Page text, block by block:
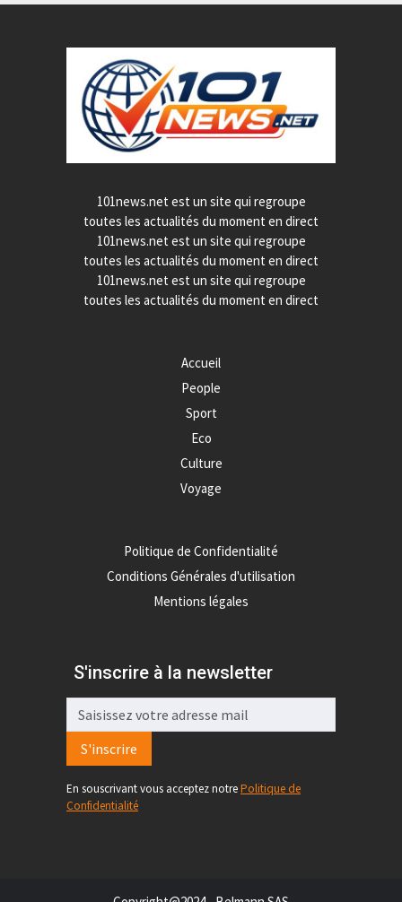
101news.net est un site qui regroupe
toutes les actualités du moment en direct
101news.net est un site qui regroupe
toutes les actualités du moment en direct
101news.net est un site qui regroupe
toutes les actualités du moment en direct
Accueil
People
Sport
Eco
Culture
Voyage
Politique de Confidentialité
Conditions Générales d'utilisation
Mentions légales
S'inscrire à la newsletter
S'inscrire
En souscrivant vous acceptez notrePolitique de
Confidentialité